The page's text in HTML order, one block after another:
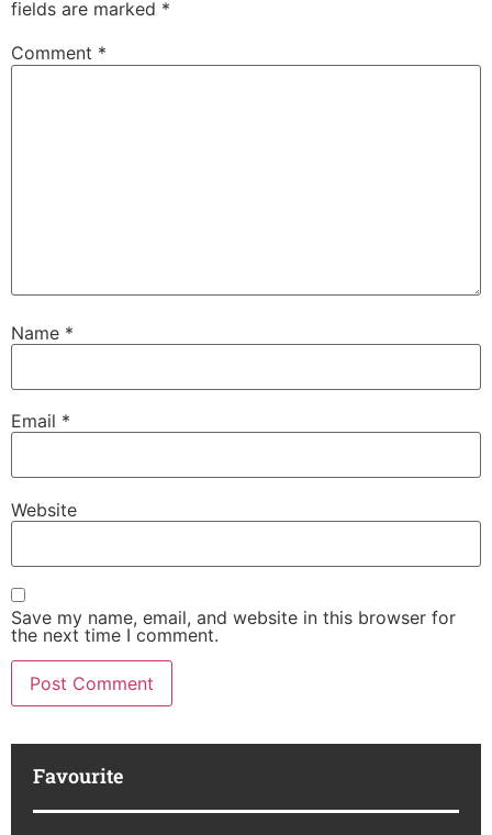
fields are marked *
Comment *
Name *
Email *
Website
Save my name, email, and website in this browser for
the next time I comment.
Favourite